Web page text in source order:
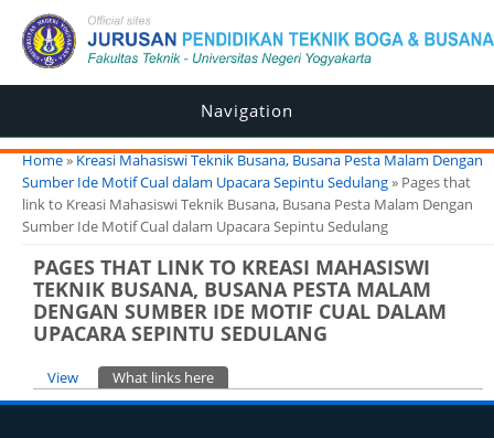
Navigation
You are here
Home»Kreasi Mahasiswi Teknik Busana, Busana Pesta Malam Dengan
Sumber Ide Motif Cual dalam Upacara Sepintu Sedulang» Pages that
link to Kreasi Mahasiswi Teknik Busana, Busana Pesta Malam Dengan
Sumber Ide Motif Cual dalam Upacara Sepintu Sedulang
PAGES THAT LINK TO KREASI MAHASISWI
TEKNIK BUSANA, BUSANA PESTA MALAM
DENGAN SUMBER IDE MOTIF CUAL DALAM
UPACARA SEPINTU SEDULANG
Primary tabs
View What links here